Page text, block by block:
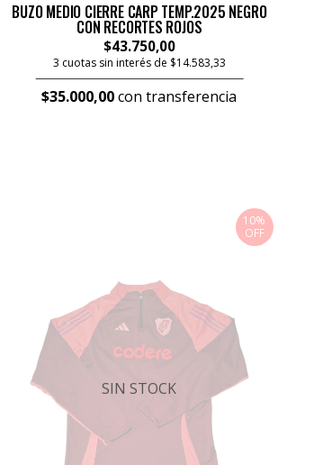
BUZO MEDIO CIERRE CARP TEMP.2025 NEGRO
CON RECORTES ROJOS
$43.750,00
3 cuotas sin interés de $14.583,33
$35.000,00con transferencia
10%
OFF
SIN STOCK